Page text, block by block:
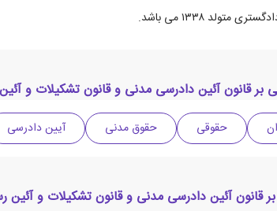
۱۳۳۸ می باشد.
قانون آئین دادرسی مدنی و قانون تشکیلات و
حقوقی حقوق مدنی آیین دادرسی
قانون آئین دادرسی مدنی و قانون تشکیلات و آئین